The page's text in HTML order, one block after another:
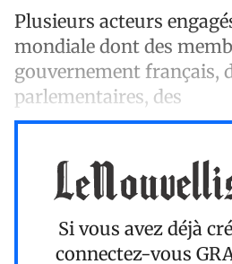
Plusieurs acteurs
mondiale dont des
gouvernement français,
parlementaires, des
Si vous avez déjà
connectez-vous